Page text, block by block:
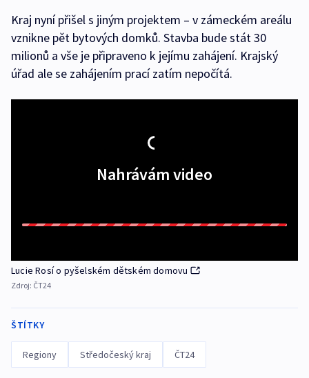
Kraj nyní přišel s jiným projektem – v zámeckém areálu
vznikne pět bytových domků. Stavba bude stát 30
milionů a vše je připraveno k jejímu zahájení. Krajský
úřad ale se zahájením prací zatím nepočítá.
Nahrávám video
Lucie Rosí o pyšelském dětském domovu
Zdroj: ČT24
ŠTÍTKY
Regiony Středočeský kraj ČT24